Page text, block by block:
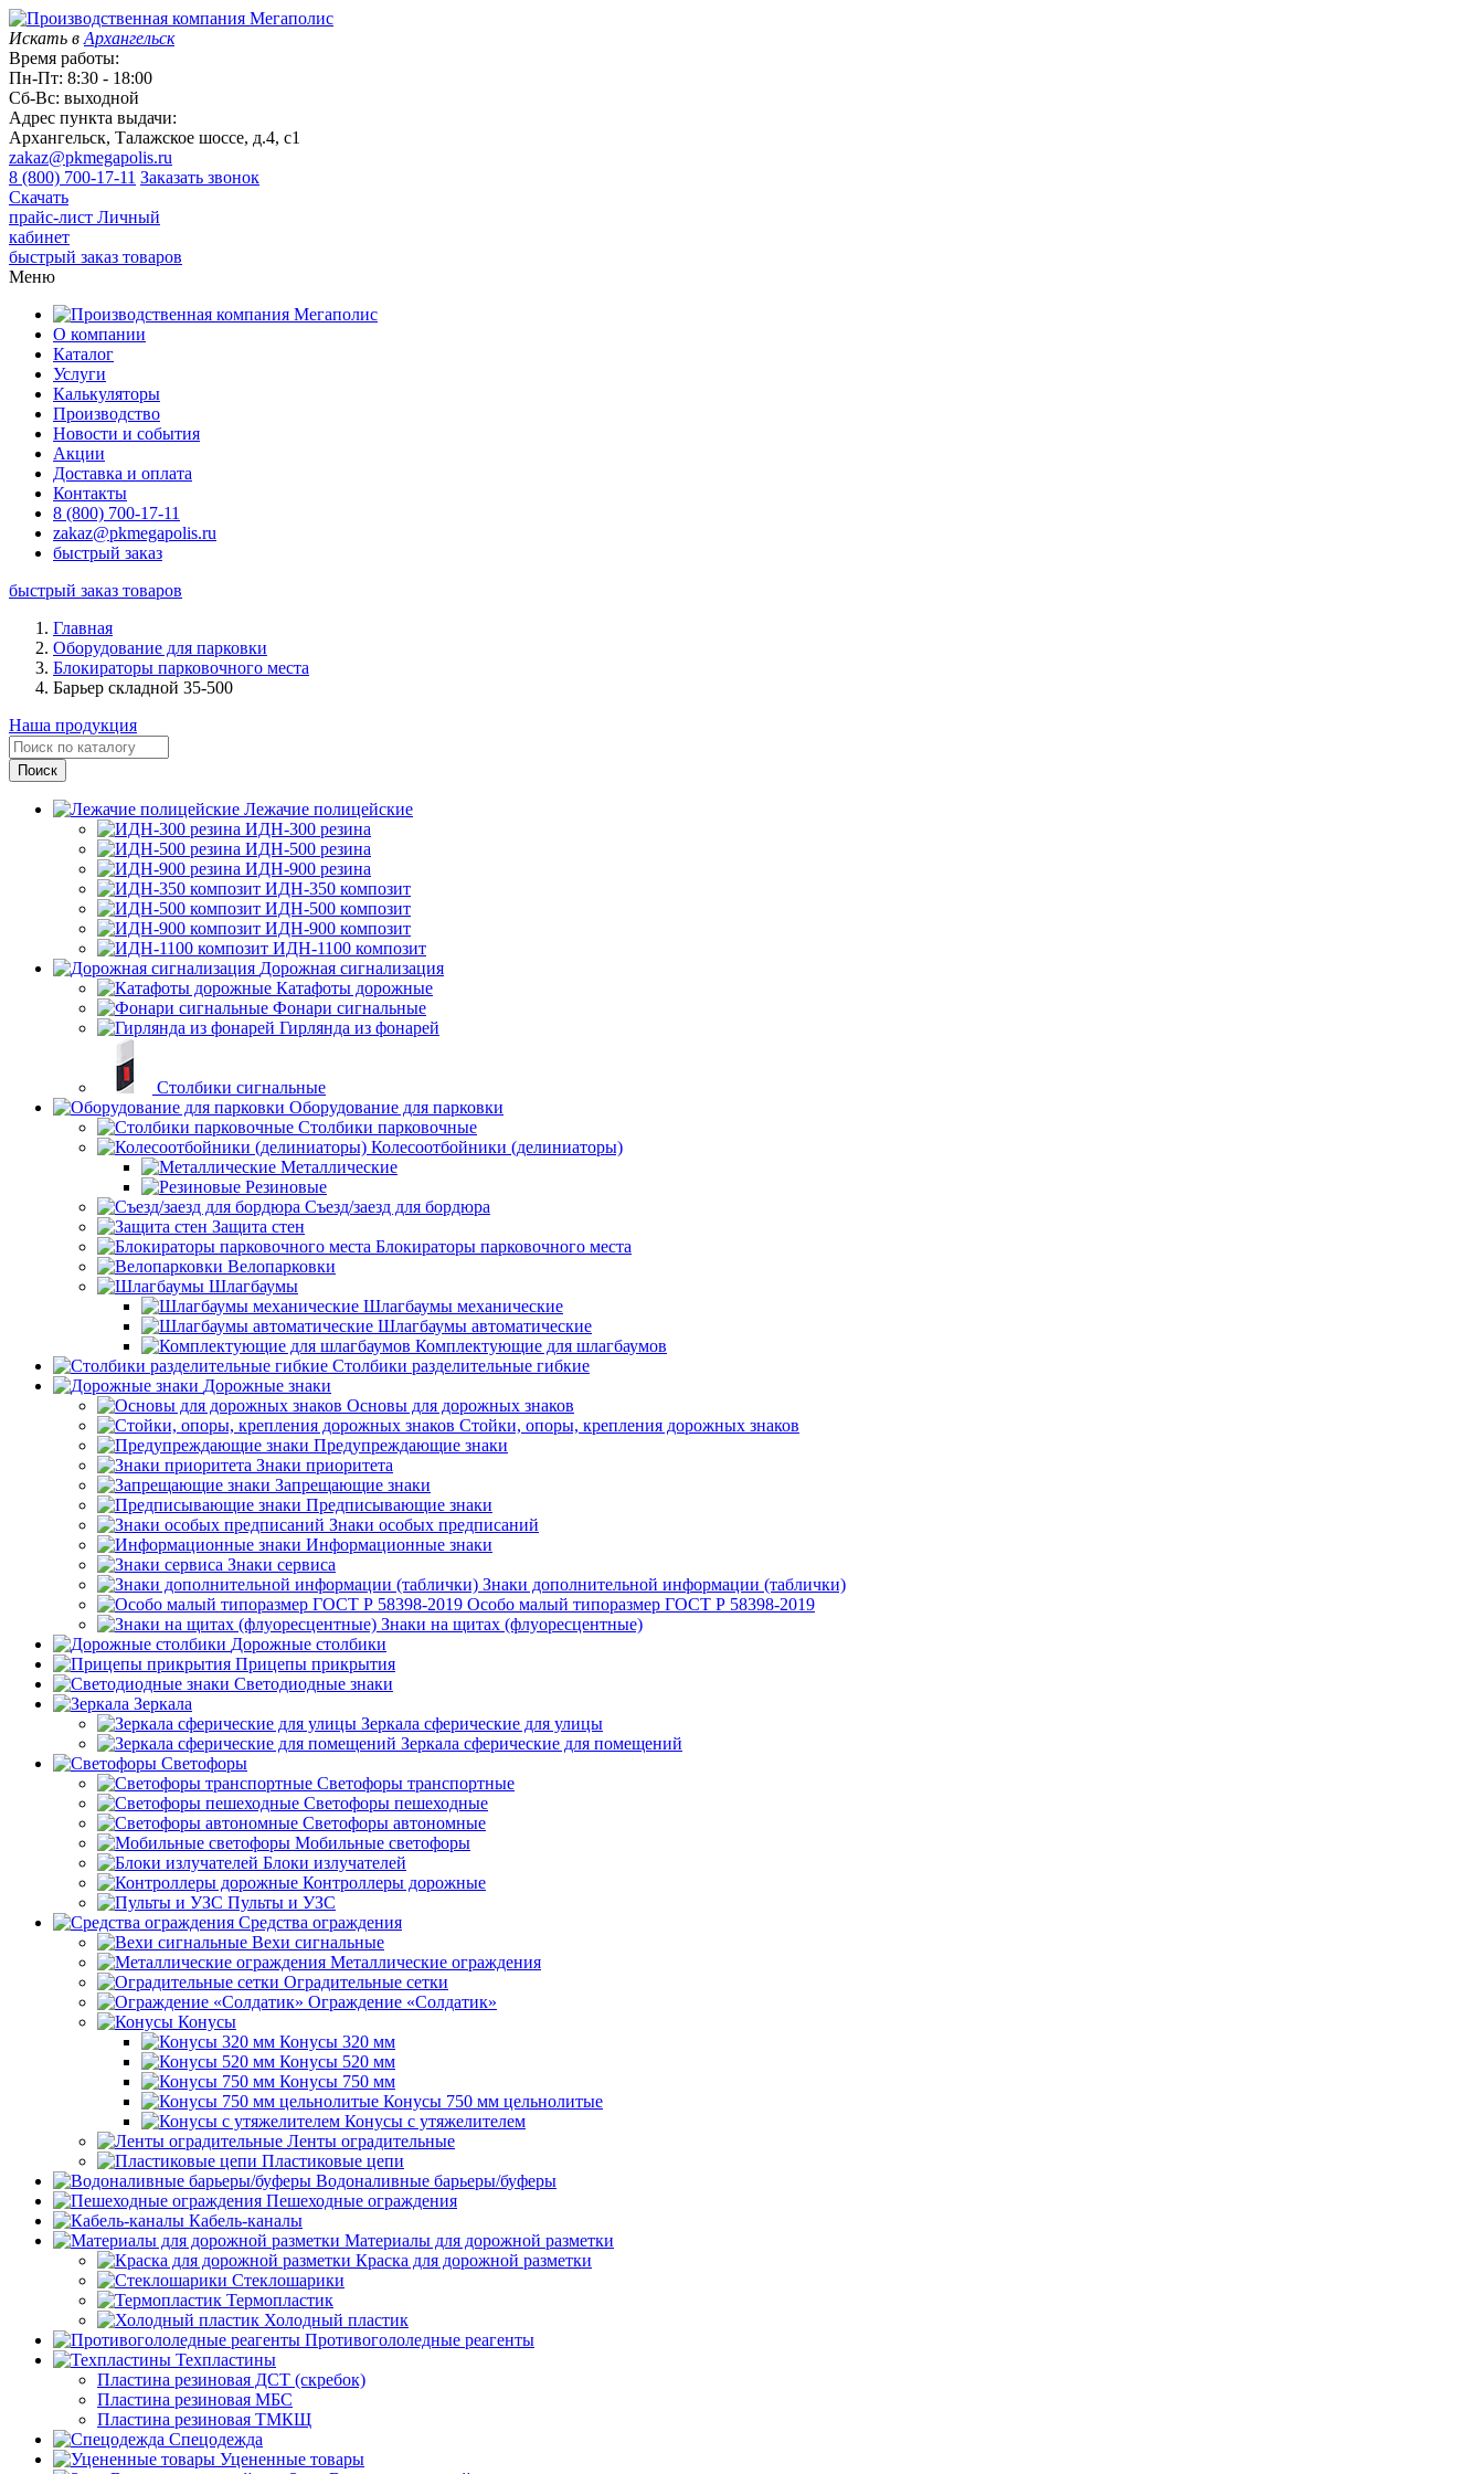
Искать в Архангельск
Время работы:
Пн-Пт: 8:30 - 18:00
Сб-Вс: выходной
Адрес пункта выдачи:
Архангельск, Талажское шоссе, д.4, с1
zakaz@pkmegapolis.ru
8 (800) 700-17-11 Заказать звонок
Скачать
прайс-лист Личный
кабинет
быстрый заказ товаров
Меню
О компании
Каталог
Услуги
Калькуляторы
Производство
Новости и события
Акции
Доставка и оплата
Контакты
8 (800) 700-17-11
zakaz@pkmegapolis.ru
быстрый заказ
быстрый заказ товаров
Главная
Оборудование для парковки
Блокираторы парковочного места
Барьер складной 35-500
Наша продукция
Лежачие полицейские
ИДН-300 резина
ИДН-500 резина
ИДН-900 резина
ИДН-350 композит
ИДН-500 композит
ИДН-900 композит
ИДН-1100 композит
Дорожная сигнализация
Катафоты дорожные
Фонари сигнальные
Гирлянда из фонарей
Столбики сигнальные
Оборудование для парковки
Столбики парковочные
Колесоотбойники (делиниаторы)
Металлические
Резиновые
Съезд/заезд для бордюра
Защита стен
Блокираторы парковочного места
Велопарковки
Шлагбаумы
Шлагбаумы механические
Шлагбаумы автоматические
Комплектующие для шлагбаумов
Столбики разделительные гибкие
Дорожные знаки
Основы для дорожных знаков
Стойки, опоры, крепления дорожных знаков
Предупреждающие знаки
Знаки приоритета
Запрещающие знаки
Предписывающие знаки
Знаки особых предписаний
Информационные знаки
Знаки сервиса
Знаки дополнительной информации (таблички)
Особо малый типоразмер ГОСТ Р 58398-2019
Знаки на щитах (флуоресцентные)
Дорожные столбики
Прицепы прикрытия
Светодиодные знаки
Зеркала
Зеркала сферические для улицы
Зеркала сферические для помещений
Светофоры
Светофоры транспортные
Светофоры пешеходные
Светофоры автономные
Мобильные светофоры
Блоки излучателей
Контроллеры дорожные
Пульты и УЗС
Средства ограждения
Вехи сигнальные
Металлические ограждения
Оградительные сетки
Ограждение «Солдатик»
Конусы
Конусы 320 мм
Конусы 520 мм
Конусы 750 мм
Конусы 750 мм цельнолитые
Конусы с утяжелителем
Ленты оградительные
Пластиковые цепи
Водоналивные барьеры/буферы
Пешеходные ограждения
Кабель-каналы
Материалы для дорожной разметки
Краска для дорожной разметки
Стеклошарики
Термопластик
Холодный пластик
Противогололедные реагенты
Техпластины
Пластина резиновая ДСТ (скребок)
Пластина резиновая МБС
Пластина резиновая ТМКЩ
Спецодежда
Уцененные товары